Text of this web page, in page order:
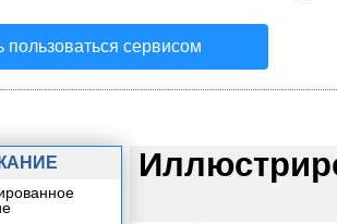
пользоваться сервисом